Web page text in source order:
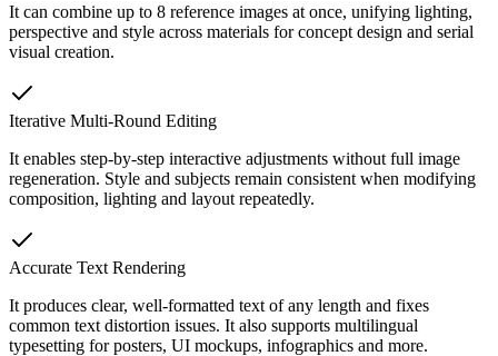
It can combine up to 8 reference images at once, unifying lighting,
perspective and style across materials for concept design and serial
visual creation.
Iterative Multi-Round Editing
It enables step-by-step interactive adjustments without full image
regeneration. Style and subjects remain consistent when modifying
composition, lighting and layout repeatedly.
Accurate Text Rendering
It produces clear, well-formatted text of any length and fixes
common text distortion issues. It also supports multilingual
typesetting for posters, UI mockups, infographics and more.